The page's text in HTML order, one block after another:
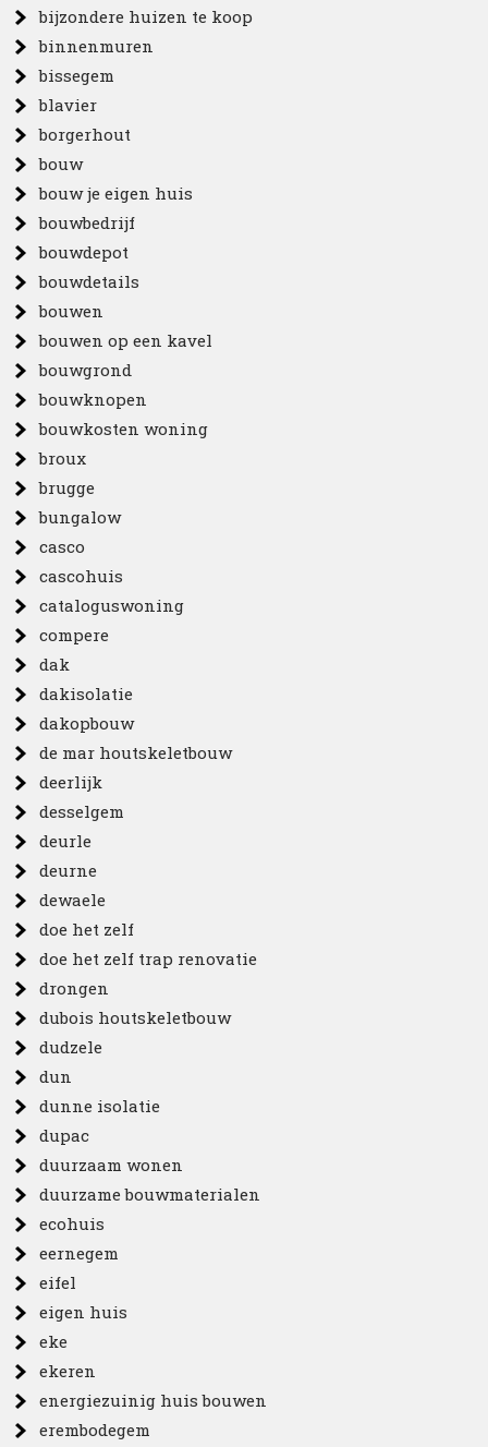
bijzondere huizen te koop
binnenmuren
bissegem
blavier
borgerhout
bouw
bouw je eigen huis
bouwbedrijf
bouwdepot
bouwdetails
bouwen
bouwen op een kavel
bouwgrond
bouwknopen
bouwkosten woning
broux
brugge
bungalow
casco
cascohuis
cataloguswoning
compere
dak
dakisolatie
dakopbouw
de mar houtskeletbouw
deerlijk
desselgem
deurle
deurne
dewaele
doe het zelf
doe het zelf trap renovatie
drongen
dubois houtskeletbouw
dudzele
dun
dunne isolatie
dupac
duurzaam wonen
duurzame bouwmaterialen
ecohuis
eernegem
eifel
eigen huis
eke
ekeren
energiezuinig huis bouwen
erembodegem